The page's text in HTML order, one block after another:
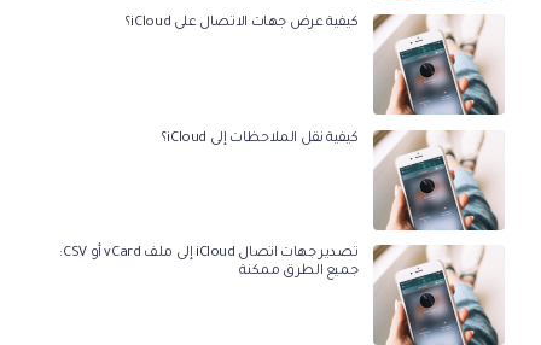
كيفية عرض جهات الاتصال على iCloud؟
كيفية نقل الملاحظات إلى iCloud؟
تصدير جهات اتصال iCloud إلى ملف vCard أو CSV:
جميع الطرق ممكنة